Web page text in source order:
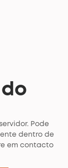
Pode
dentro de
em contacto